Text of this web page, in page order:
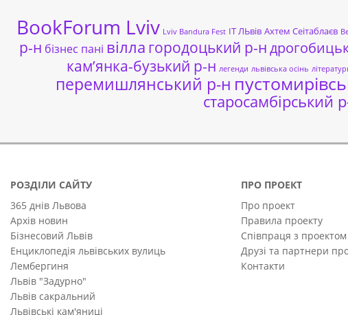
BookForum Lviv Lviv Bandura Fest ІТ ЛЬвів Ахтем Сеітаблаєв
р-н бізнес пані вілла городоцький р-н
кам’янка-бузький р-н легенди львівська осінь
перемишлянський р-н
старосамбірський
РОЗДІЛИ САЙТУ
365 днів Львова
Архів новин
Бізнесовий Львів
Енциклопедія львівських вулиць
Лембергиня
Львів "Задурно"
Львів сакральний
Львівські кам'яниці
ПРО ПРОЕКТ
Про проект
Правила проекту
Співпраця з
Друзі та партнери
Контакти